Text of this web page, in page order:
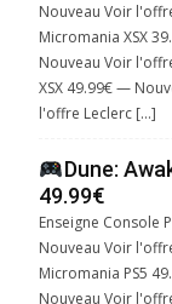
Nouveau Voir
Micromania XSX
Nouveau Voir
XSX 49.99€ —
l'offre Leclerc […]
Dune:
49.99€
Enseigne Console
Nouveau Voir
Micromania PS5
Nouveau Voir